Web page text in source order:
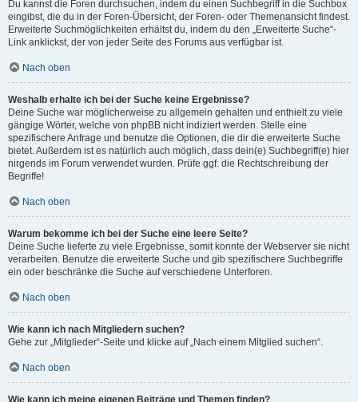
Du kannst die Foren durchsuchen, indem du einen Suchbegriff in die Suchbox
eingibst, die du in der Foren-Übersicht, der Foren- oder Themenansicht findest.
Erweiterte Suchmöglichkeiten erhältst du, indem du den „Erweiterte Suche“-
Link anklickst, der von jeder Seite des Forums aus verfügbar ist.
Nach oben
Weshalb erhalte ich bei der Suche keine Ergebnisse?
Deine Suche war möglicherweise zu allgemein gehalten und enthielt zu viele
gängige Wörter, welche von phpBB nicht indiziert werden. Stelle eine
spezifischere Anfrage und benutze die Optionen, die dir die erweiterte Suche
bietet. Außerdem ist es natürlich auch möglich, dass dein(e) Suchbegriff(e) hier
nirgends im Forum verwendet wurden. Prüfe ggf. die Rechtschreibung der
Begriffe!
Nach oben
Warum bekomme ich bei der Suche eine leere Seite?
Deine Suche lieferte zu viele Ergebnisse, somit konnte der Webserver sie nicht
verarbeiten. Benutze die erweiterte Suche und gib spezifischere Suchbegriffe
ein oder beschränke die Suche auf verschiedene Unterforen.
Nach oben
Wie kann ich nach Mitgliedern suchen?
Gehe zur „Mitglieder“-Seite und klicke auf „Nach einem Mitglied suchen“.
Nach oben
Wie kann ich meine eigenen Beiträge und Themen finden?